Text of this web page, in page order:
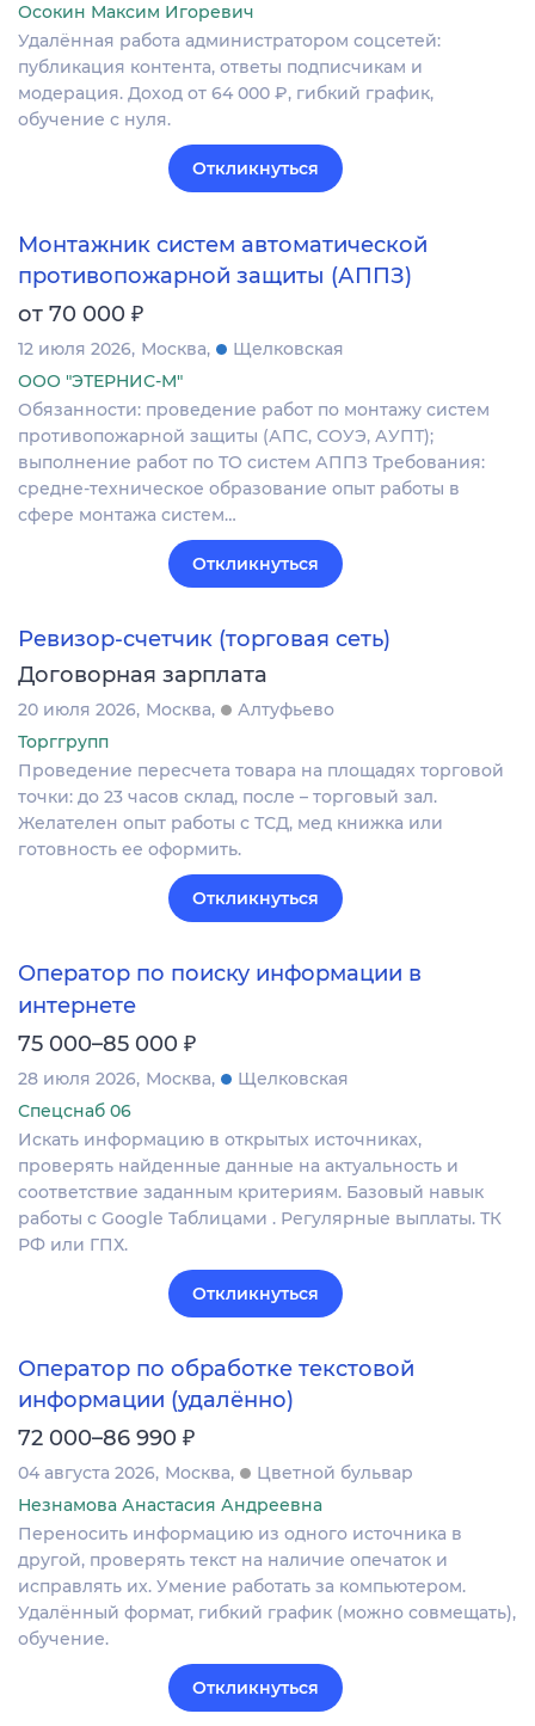
Осокин Максим Игоревич
Удалённая работа администратором соцсетей:
публикация контента, ответы подписчикам и
модерация. Доход от 64 000 ₽, гибкий график,
обучение с нуля.
Откликнуться
Монтажник систем автоматической
противопожарной защиты (АППЗ)
от 70 000 ₽
12 июля 2026 Москва
Щелковская
ООО "ЭТЕРНИС-М"
Обязанности: проведение работ по монтажу систем
противопожарной защиты (АПС, СОУЭ, АУПТ);
выполнение работ по ТО систем АППЗ Требования:
средне-техническое образование опыт работы в
сфере монтажа систем…
Откликнуться
Ревизор-счетчик (торговая сеть)
Договорная зарплата
20 июля 2026 Москва
Алтуфьево
Торггрупп
Проведение пересчета товара на площадях торговой
точки: до 23 часов склад, после – торговый зал.
Желателен опыт работы с ТСД, мед книжка или
готовность ее оформить.
Откликнуться
Оператор по поиску информации в
интернете
75 000–85 000 ₽
28 июля 2026 Москва
Щелковская
Спецснаб 06
Искать информацию в открытых источниках,
проверять найденные данные на актуальность и
соответствие заданным критериям. Базовый навык
работы с Google Таблицами . Регулярные выплаты. ТК
РФ или ГПХ.
Откликнуться
Оператор по обработке текстовой
информации (удалённо)
72 000–86 990 ₽
04 августа 2026 Москва
Цветной бульвар
Незнамова Анастасия Андреевна
Переносить информацию из одного источника в
другой, проверять текст на наличие опечаток и
исправлять их. Умение работать за компьютером.
Удалённый формат, гибкий график (можно совмещать),
обучение.
Откликнуться